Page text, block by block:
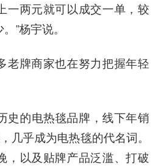
一两元就可以成交一单，较
”杨宇说。
老牌商家也在努力把握年轻
史的电热毯品牌，线下年销
几乎成为电热毯的代名词。
，以及贴牌产品泛滥、打破